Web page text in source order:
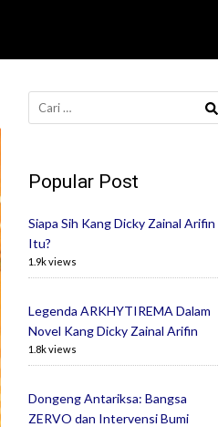
Cari
untuk:
Popular Post
Siapa Sih Kang Dicky Zainal Arifin
Itu?
1.9k views
Legenda ARKHYTIREMA Dalam
Novel Kang Dicky Zainal Arifin
1.8k views
Dongeng Antariksa: Bangsa
ZERVO dan Intervensi Bumi